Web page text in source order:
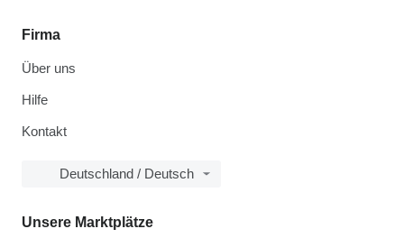
Firma
Über uns
Hilfe
Kontakt
Deutschland / Deutsch
Unsere Marktplätze